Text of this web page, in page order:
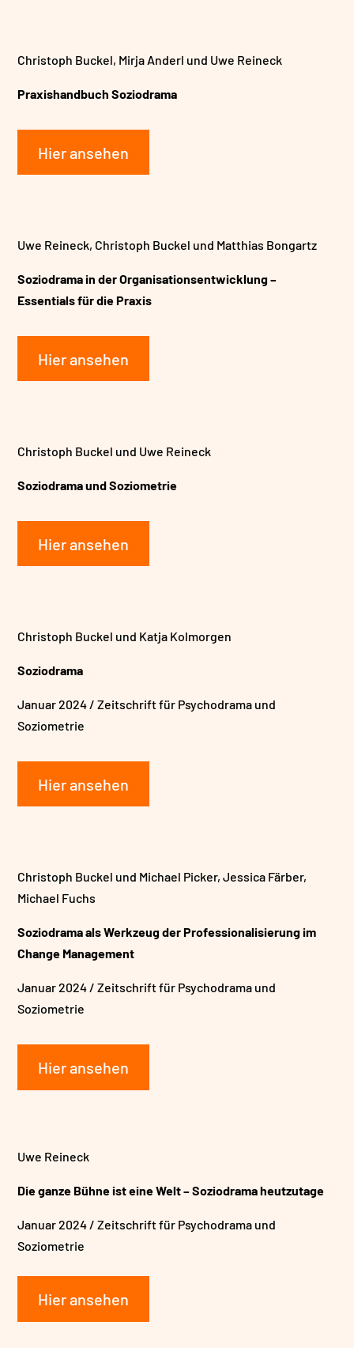
Christoph Buckel, Mirja Anderl und Uwe Reineck
Praxishandbuch Soziodrama
Hier ansehen
Uwe Reineck, Christoph Buckel und Matthias Bongartz
Soziodrama in der Organisationsentwicklung –
Essentials für die Praxis
Hier ansehen
Christoph Buckel und Uwe Reineck
Soziodrama und Soziometrie
Hier ansehen
Christoph Buckel und Katja Kolmorgen
Soziodrama
Januar 2024 /Zeitschrift für Psychodrama und
Soziometrie
Hier ansehen
Christoph Buckel und Michael Picker, Jessica Färber,
Michael Fuchs
Soziodrama als Werkzeug der Professionalisierung im
Change Management
Januar 2024 /Zeitschrift für Psychodrama und
Soziometrie
Hier ansehen
Uwe Reineck
Die ganze Bühne ist eine Welt – Soziodrama heutzutage
Januar 2024 /Zeitschrift für Psychodrama und
Soziometrie
Hier ansehen